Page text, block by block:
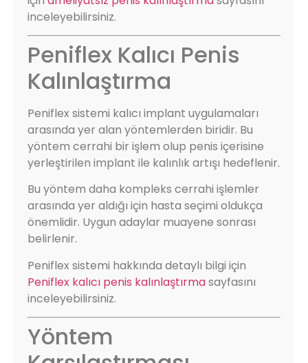
inceleyebilirsiniz.
Peniflex Kalıcı Penis
Kalınlaştırma
Peniflex sistemi kalıcı implant uygulamaları
arasında yer alan yöntemlerden biridir. Bu
yöntem cerrahi bir işlem olup penis içerisine
yerleştirilen implant ile kalınlık artışı hedeflenir.
Bu yöntem daha kompleks cerrahi işlemler
arasında yer aldığı için hasta seçimi oldukça
önemlidir. Uygun adaylar muayene sonrası
belirlenir.
Peniflex sistemi hakkında detaylı bilgi için
Peniflex kalıcı penis kalınlaştırmasayfasını
inceleyebilirsiniz.
Yöntem